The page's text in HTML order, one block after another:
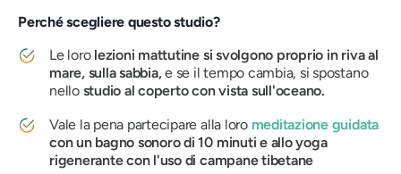
Perché scegliere questo studio?
Le loro lezioni mattutine si svolgono proprio in riva al
mare, sulla sabbia,e se il tempo cambia, si spostano
nellostudio al coperto con vista sull'oceano.
Vale la pena partecipare alla loro meditazione guidata
con un bagno sonoro di 10 minuti e allo yoga
rigenerante con l'uso di campane tibetane